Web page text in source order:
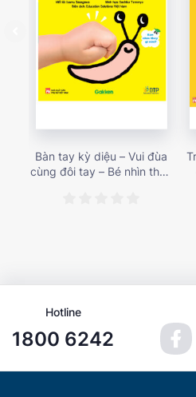
Bàn tay kỳ diệu – Vui đùa
cùng đôi tay – Bé nhìn thấy
Hotline
1800 6242